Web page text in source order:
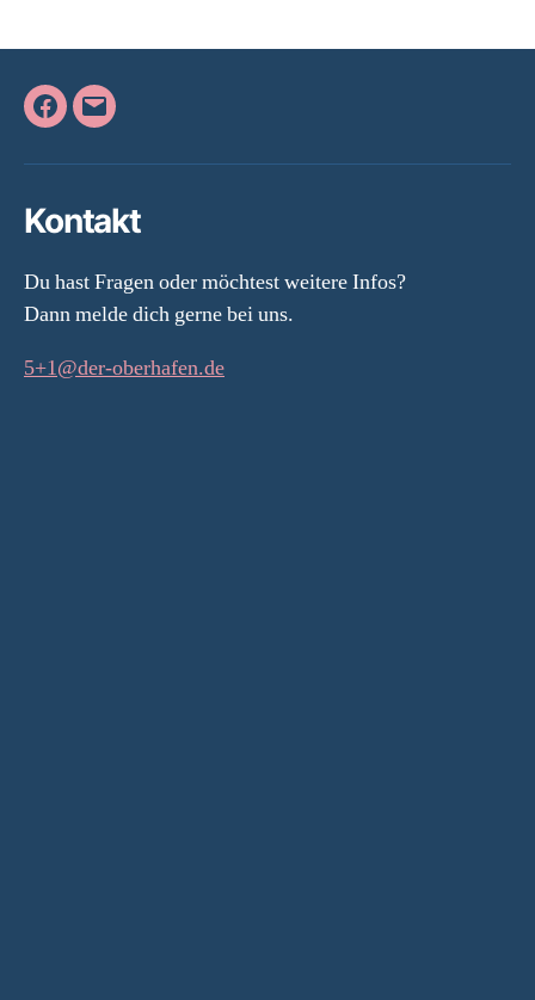
Facebook
E-
Kontakt
Du hast Fragen oder möchtest weitere Infos?
Dann melde dich gerne bei uns.
5+1@der-oberhafen.de